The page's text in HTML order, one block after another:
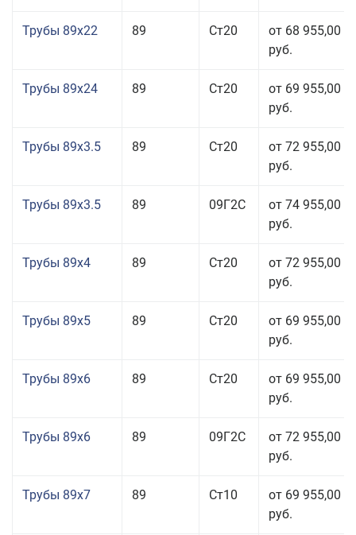
Трубы 89x22 89 Ст20
от 68 955,00
руб.
Трубы 89x24 89 Ст20
от 69 955,00
руб.
Трубы 89x3.5 89 Ст20
от 72 955,00
руб.
Трубы 89x3.5 89 09Г2С
от 74 955,00
руб.
Трубы 89x4 89 Ст20
от 72 955,00
руб.
Трубы 89x5 89 Ст20
от 69 955,00
руб.
Трубы 89x6 89 Ст20
от 69 955,00
руб.
Трубы 89x6 89 09Г2С
от 72 955,00
руб.
Трубы 89x7 89 Ст10
от 69 955,00
руб.